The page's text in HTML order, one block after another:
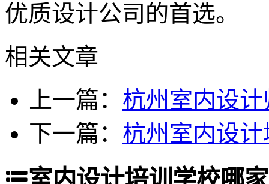
优质设计公司的首选。
相关文章
上一篇： 杭州室内设
下一篇： 杭州室内设